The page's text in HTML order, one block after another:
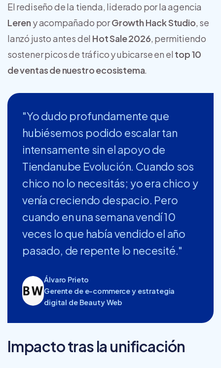
El rediseño de la tienda, liderado por la agencia
Leren y acompañado porGrowth Hack Studio , se
lanzó justo antes del Hot Sale 2026 , permitiendo
sostener picos de tráfico y ubicarse en el top 10
de ventas de nuestro ecosistema
"Yo dudo profundamente que
hubiésemos podido escalar tan
intensamente sin el apoyo de
Tiendanube Evolución. Cuando sos
chico no lo necesitás; yo era chico y
venía creciendo despacio. Pero
cuando en una semana vendí 10
veces lo que había vendido el año
pasado, de repente lo necesité."
Álvaro Prieto
Gerente de e-commerce y estrategia
digital de Beauty Web
Impacto tras la unificación